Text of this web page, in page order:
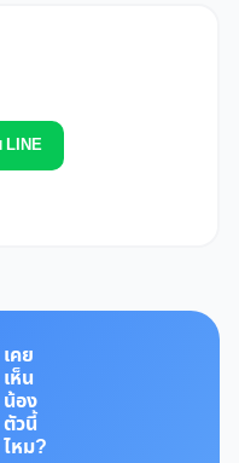
LINE
เคย
เห็น
น้อง
ตัวนี้
ไหม?